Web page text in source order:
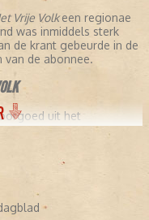
Vrije Volkeen regionae
was inmiddels sterk
de krant gebeurde in de
de abonnee.
uit het
op in het